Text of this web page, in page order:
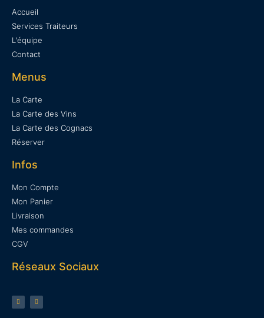
Accueil
Services Traiteurs
L'équipe
Contact
Menus
La Carte
La Carte des Vins
La Carte des Cognacs
Réserver
Infos
Mon Compte
Mon Panier
Livraison
Mes commandes
CGV
Réseaux Sociaux